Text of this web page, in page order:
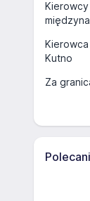
Kutno
Za